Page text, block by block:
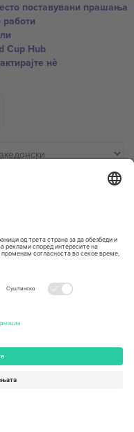
поставувани прашања
работи
Cup Hub
нѐ
City Road, London, Greater
Switzerland